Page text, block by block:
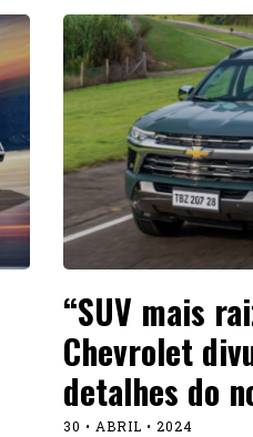
“SUV mais
Chevrolet
detalhes do
30 • ABRIL • 2024